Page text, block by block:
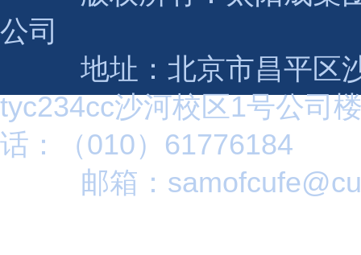
公司
地址：北京市昌平区沙
tyc234cc沙河校区1号公
话：（010）61776184
邮箱：